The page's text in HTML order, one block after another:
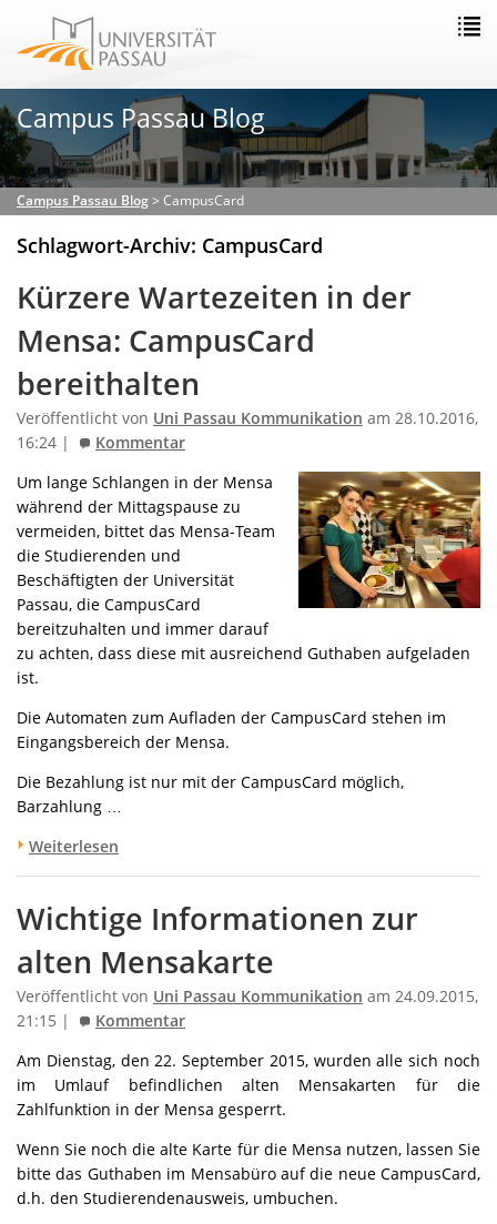
Campus Passau Blog
Campus Passau Blog> CampusCard
Schlagwort-Archiv: CampusCard
Kürzere Wartezeiten in der
Mensa: CampusCard
bereithalten
Veröffentlicht von Uni Passau Kommunikation am 28.10.2016,
16:24 |
Kommentar
Um lange Schlangen in der Mensa
während der Mittagspause zu
vermeiden, bittet das Mensa-Team
die Studierenden und
Beschäftigten der Universität
Passau, die CampusCard
bereitzuhalten und immer darauf
zu achten, dass diese mit ausreichend Guthaben aufgeladen
ist.
Die Automaten zum Aufladen der CampusCard stehen im
Eingangsbereich der Mensa.
Die Bezahlung ist nur mit der CampusCard möglich,
Barzahlung …
Weiterlesen
Wichtige Informationen zur
alten Mensakarte
Veröffentlicht von Uni Passau Kommunikation am 24.09.2015,
21:15 |
Kommentar
Am Dienstag, den 22. September 2015, wurden alle sich noch
im Umlauf befindlichen alten Mensakarten für die
Zahlfunktion in der Mensa gesperrt.
Wenn Sie noch die alte Karte für die Mensa nutzen, lassen Sie
bitte das Guthaben im Mensabüro auf die neue CampusCard,
d.h. den Studierendenausweis, umbuchen.